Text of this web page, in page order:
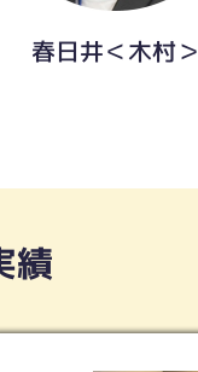
春日井＜木村＞
績